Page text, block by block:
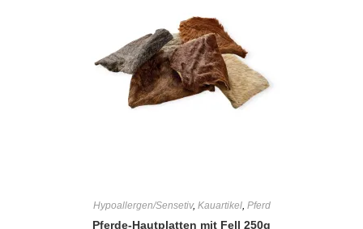
Hypoallergen/Sensetiv, Kauartikel, Pferd
Pferde-Hautplatten mit Fell 250g